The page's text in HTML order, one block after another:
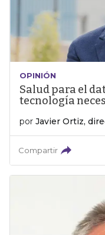
OPINIÓN
Salud para el
tecnología
por Javier Ortiz,
Compartir